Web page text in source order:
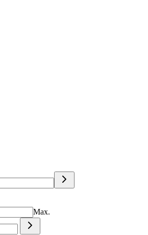
Max.